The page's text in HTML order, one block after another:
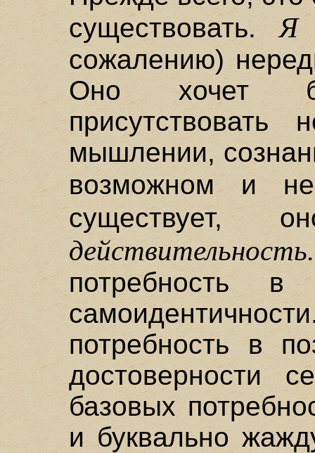
существовать.Я
сожалению)
Оно хочет
мышлении,
возможном и
действительность.
потребность в
потребность в
достоверности
базовых
и буквально